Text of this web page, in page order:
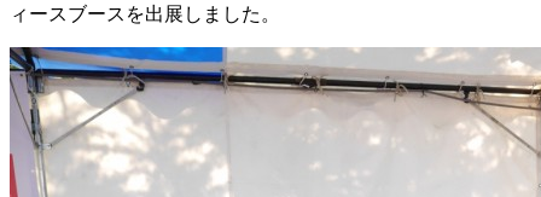
ィースブースを出展しました。